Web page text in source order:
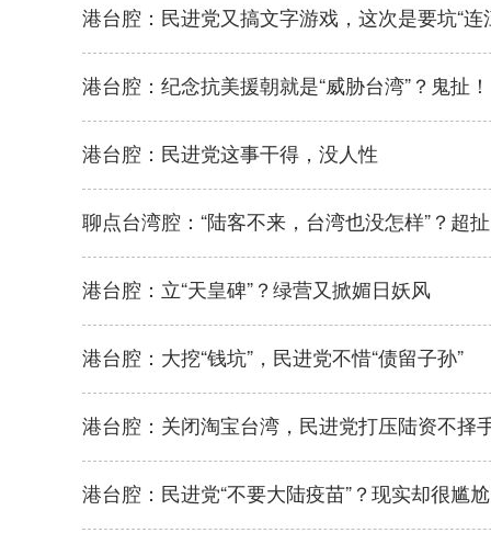
港台腔：民进党又搞文字游戏，这次是要坑“连
港台腔：纪念抗美援朝就是“威胁台湾”？鬼扯！
港台腔：民进党这事干得，没人性
聊点台湾腔：“陆客不来，台湾也没怎样”？超
港台腔：立“天皇碑”？绿营又掀媚日妖风
港台腔：大挖“钱坑”，民进党不惜“债留子孙”
港台腔：关闭淘宝台湾，民进党打压陆资不择
港台腔：民进党“不要大陆疫苗”？现实却很尴尬